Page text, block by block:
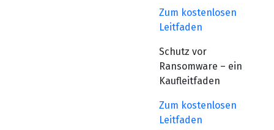
Zum kostenlosen
Leitfaden
Schutz vor
Ransomware – ein
Kaufleitfaden
Zum kostenlosen
Leitfaden